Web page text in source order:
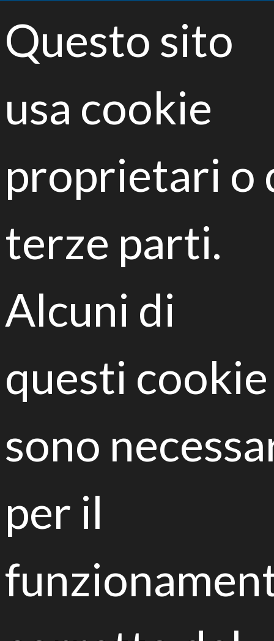
Biological remediation of
contaminated sites
Liceo Paciolo D’Annunzio
Fidenza, 19 Settembre 2017
2017 September, 19th h. 9.50 am, Liceo Paciolo
D'Annunzio, Via Alfieri, 6 Fidenza
seminar "Biological remediation of Contaminated
Sites: the European project LIFE BIOREST" to get
National Interest Site.
Seminar protagost is LIFE BIOREST an european
by the Municipality that has been already involved in
an intensive remediation programme of an area of
over 100.000 m2.
Mayor of Fidenza, Ilaria Re of Consorzio Italbiotec
Questo sito
usa cookie
proprietari o
terze parti.
Alcuni di
questi cookie
sono
per il